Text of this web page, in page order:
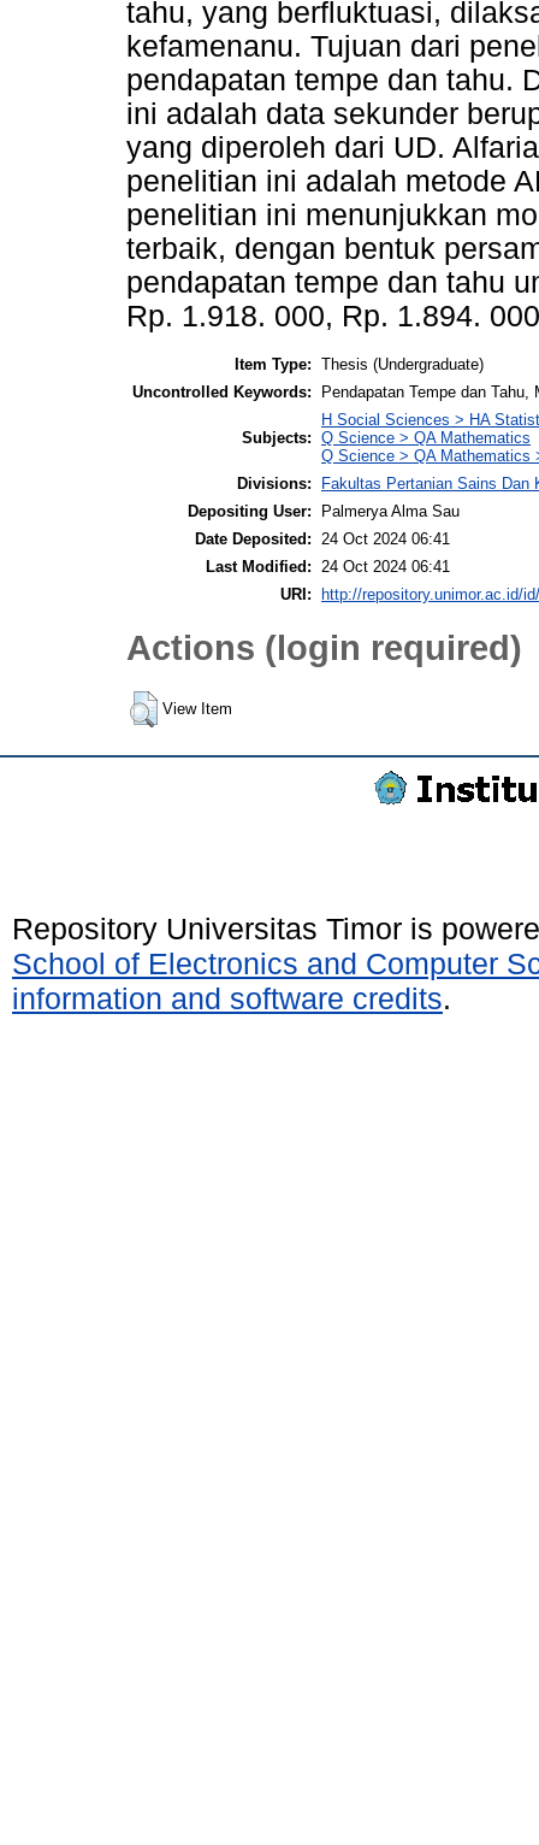
tahu, yang berfluktuasi,
kefamenanu. Tujuan dari
pendapatan tempe dan tahu.
ini adalah data sekunder
yang diperoleh dari UD.
penelitian ini adalah metode
penelitian ini menunjukkan
terbaik, dengan bentuk
pendapatan tempe dan tahu
Rp. 1.918. 000, Rp. 1.894.
Item Type: Thesis (Undergraduate)
Uncontrolled Keywords:
Pendapatan Tempe dan Tahu,
Subjects:
H Social Sciences > HA
Q Science > QA Mathematics
Q Science > QA Mathematics
Divisions:
Fakultas Pertanian Sains Dan
Depositing User:
Palmerya Alma Sau
Date Deposited:
24 Oct 2024 06:41
Last Modified:
24 Oct 2024 06:41
URI:
http://repository.unimor.ac.id/
Actions (login required)
View Item
Repository Universitas Timor is
School of Electronics and Computer
information and software credits.